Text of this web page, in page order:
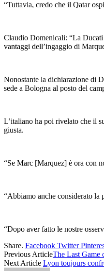
“Tuttavia, credo che il Qatar
Claudio Domenicali: “La
vantaggi dell’ingaggio di
Nonostante la dichiarazione di
sede a Bologna al posto del
L’italiano ha poi rivelato che il
giusta.
“Se Marc [Marquez] è ora con
“Abbiamo anche considerato la
“Dopo aver fatto le nostre
Share. Facebook Twitter
Previous ArticleThe Last Game
Next Article Lyon toujours